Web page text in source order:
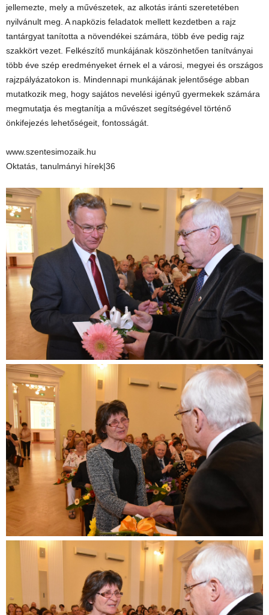
jellemezte, mely a művészetek, az alkotás iránti szeretetében
nyilvánult meg. A napközis feladatok mellett kezdetben a rajz
tantárgyat tanította a növendékei számára, több éve pedig rajz
szakkört vezet. Felkészítő munkájának köszönhetően tanítványai
több éve szép eredményeket érnek el a városi, megyei és országos
rajzpályázatokon is. Mindennapi munkájának jelentősége abban
mutatkozik meg, hogy sajátos nevelési igényű gyermekek számára
megmutatja és megtanítja a művészet segítségével történő
önkifejezés lehetőségeit, fontosságát.
www.szentesimozaik.hu
Oktatás, tanulmányi hírek|36